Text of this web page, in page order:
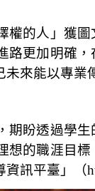
權的人」獲
路更加明確
來能以專
期盼透過學
想的職涯目
資訊平臺」（